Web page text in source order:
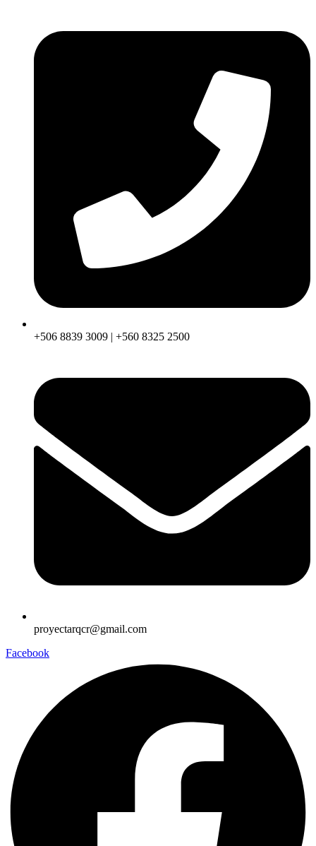
contenido
+506 8839 3009 | +560 8325 2500
proyectarqcr@gmail.com
Facebook